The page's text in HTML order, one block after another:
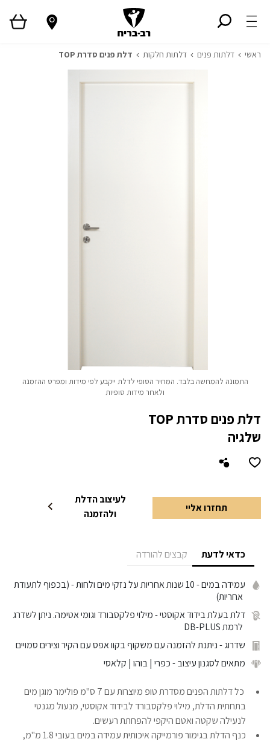
ראשי דלתות פנים דלתות חלקות דלת פנים סדרת TOP
דלת פנים סדרת TOP
שלגיה
תחזרו אליי
לעיצוב הדלת
ולהזמנה
כדאי לדעת קבצים להורדה
עמידה במים
- 10 שנות אחריות על נזקי מים ולחות - (בכפוף לתעודת
אחריות)
דלת בעלת בידוד אקוסטי- מילוי פלקסבורד וגומי אטימה. ניתן לשדרג
לרמת DB-PLUS
שדרוג- ניתנת להזמנה עם משקוף בקוו אפס עם הקיר וצירים סמויים
מתאים לסגנון עיצוב- כפרי | בוהו | קלאסי
כל דלתות הפנים מסדרת טופ מיוצרות עם 7 ס"מ פולימר מוגן מים
בתחתית הדלת, מילוי פלקסבורד לבידוד אקוסטי, מנעול מגנטי
לנעילה שקטה ואטם היקפי להפחתת רעשים.
כנף הדלת בגימור פורמייקה איכותית עמידה במים בעובי 1.8 מ"מ,
התמונה להמחשה בלבד. המחיר הסופי לדלת ייקבע לפי מידות ומפרט ההזמנה
ולאחר מידות סופיות